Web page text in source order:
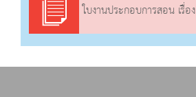
ใบงานประกอบการสอน เรื่อง การประกอ